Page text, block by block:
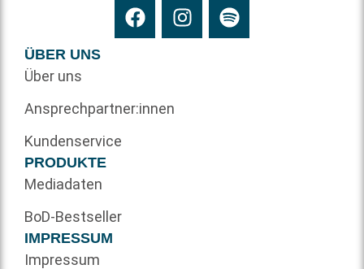
ÜBER UNS
Über uns
Ansprechpartner:innen
Kundenservice
PRODUKTE
Mediadaten
BoD-Bestseller
IMPRESSUM
Impressum